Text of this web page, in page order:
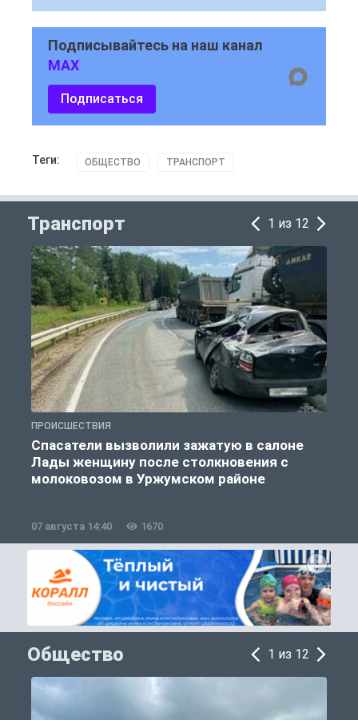
Подписывайтесь на наш канал
MAX
Подписаться
Теги: ОБЩЕСТВО ТРАНСПОРТ
Транспорт 1 из 12
ПРОИСШЕСТВИЯ
Спасатели вызволили зажатую в салоне
Лады женщину после столкновения с
молоковозом в Уржумском районе
07 августа 14:40 1670
Общество 1 из 12